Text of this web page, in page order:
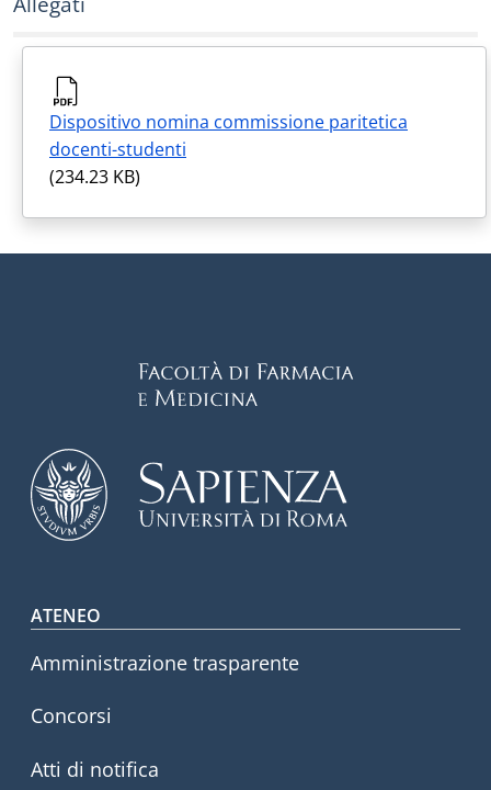
Dispositivo nomina commissione paritetica
docenti-studenti
(234.23 KB)
Footer menu
ATENEO
Amministrazione trasparente
Concorsi
Atti di notifica